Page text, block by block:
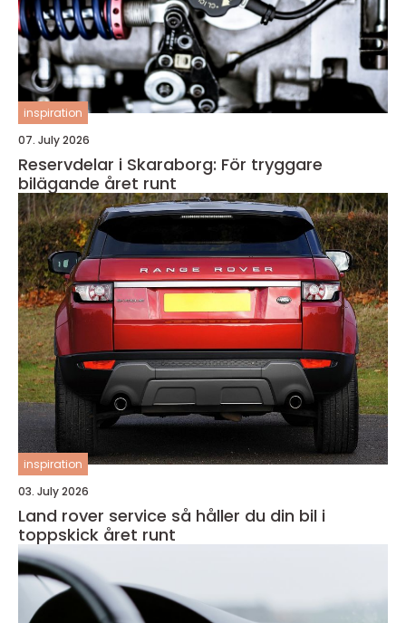
inspiration
07. July 2026
Reservdelar i Skaraborg: För tryggare
bilägande året runt
inspiration
03. July 2026
Land rover service så håller du din bil i
toppskick året runt